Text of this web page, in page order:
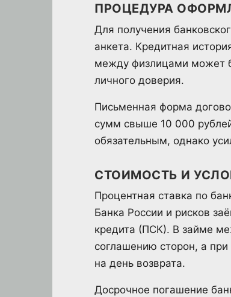
ПРОЦЕДУРА
Для получения
анкета. Кредитная
между физлицами может
личного доверия.
Письменная форма
сумм свыше 10 000
обязательным, однако
СТОИМОСТЬ И
Процентная ставка по
Банка России и рисков
кредита (ПСК). В займе
соглашению сторон, а при
на день возврата.
Досрочное погашение